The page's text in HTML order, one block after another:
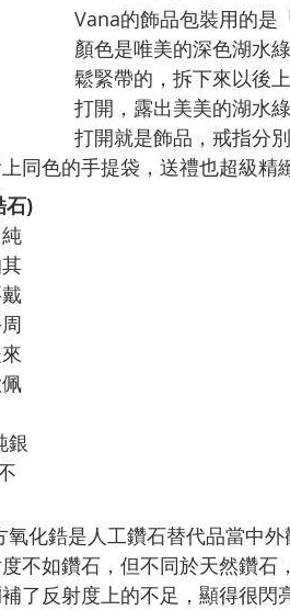
Vana的飾品包裝用的是
顏色是唯美的深色湖水
鬆緊帶的，拆下來以後
打開，露出美美的湖水
打開就是飾品，戒指分
同色的手提袋，送禮也超級精緻
石)
銀
化鋯是人工鑽石替代品當中外
不如鑽石，但不同於天然鑽石
了反射度上的不足，顯得很閃